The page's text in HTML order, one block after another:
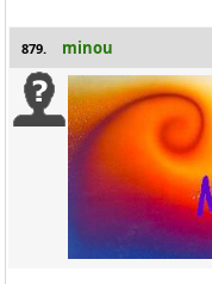
879. minou